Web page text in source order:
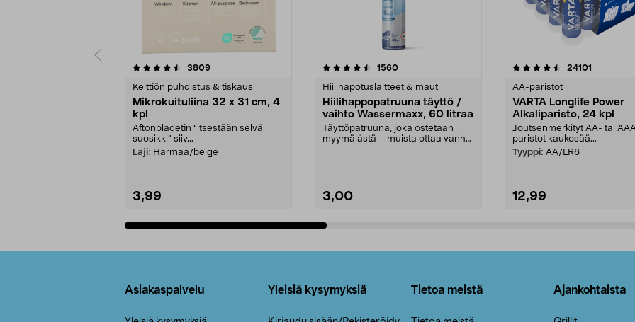
3809arvostelut
Keittiön puhdistus & tiskaus
Mikrokuituliina 32 x 31 cm, 4
kpl
Aftonbladetin "itsestään selvä
suosikki" siiv...
Laji: Harmaa/beige
3,99
4.5viidestä
1560arvostelut
Hiilihapotuslaitteet & maut
Hiilihappopatruuna täyttö /
vaihto Wassermaxx, 60 litraa
Täyttöpatruuna, joka ostetaan
myymälästä – muista ottaa vanha
3,00
4.5viidestä
24101
AA-paristot
VARTA Longlife Power
Alkaliparisto, 24 kpl
Joutsenmerkityt AA- tai
paristot kaukosää...
Tyyppi: AA/LR6
12,99
4.5viidestä
Asiakaspalvelu Yleisiä kysymyksiä Tietoa meistä Ajankohtaista